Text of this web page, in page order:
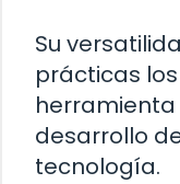
Su
prácticas
desarrollo
tecnología.